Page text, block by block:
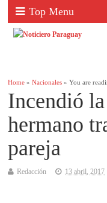
Top Menu
Home »Nacionales » You are
Incendió la
hermano
pareja
Redacción 13 abril, 2017